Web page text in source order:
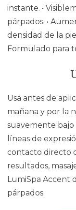
instante. •
párpados. •
densidad de la
Formulado para
Usa antes de
mañana y por la
suavemente bajo
líneas de
contacto directo
resultados,
LumiSpa Accent
párpados.